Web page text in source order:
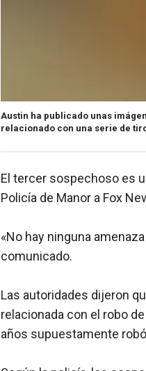
Austin ha publicado unas
relacionado con una serie de
El tercer sospechoso es
Policía de Manor a Fox
«No hay ninguna
comunicado.
Las autoridades dijeron
relacionada con el robo
años supuestamente